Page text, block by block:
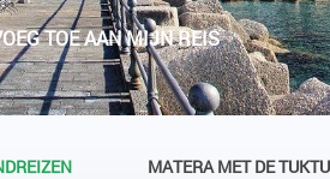
TOE AAN MIJN REIS
MATERA MET DE